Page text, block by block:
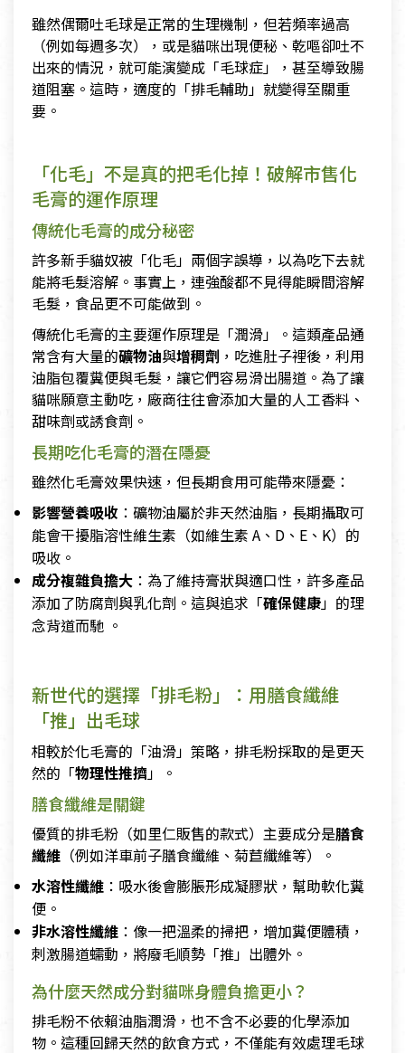
雖然偶爾吐毛球是正常的生理機制，但若頻率過高
（例如每週多次），或是貓咪出現便秘、乾嘔卻吐不
出來的情況，就可能演變成「毛球症」，甚至導致腸
道阻塞。這時，適度的「排毛輔助」就變得至關重
要。
「化毛」不是真的把毛化掉！破解市售化
毛膏的運作原理
傳統化毛膏的成分秘密
許多新手貓奴被「化毛」兩個字誤導，以為吃下去就
能將毛髮溶解。事實上，連強酸都不見得能瞬間溶解
毛髮，食品更不可能做到。
傳統化毛膏的主要運作原理是「潤滑」。這類產品通
常含有大量的礦物油與增稠劑 ，吃進肚子裡後，利用
油脂包覆糞便與毛髮，讓它們容易滑出腸道。為了讓
貓咪願意主動吃，廠商往往會添加大量的人工香料、
甜味劑或誘食劑。
長期吃化毛膏的潛在隱憂
雖然化毛膏效果快速，但長期食用可能帶來隱憂：
影響營養吸收 ：礦物油屬於非天然油脂，長期攝取可
能會干擾脂溶性維生素（如維生素 A、D、E、K）的
吸收。
成分複雜負擔大 ：為了維持膏狀與適口性，許多產品
添加了防腐劑與乳化劑。這與追求「確保健康」的理
念背道而馳 。
新世代的選擇「排毛粉」：用膳食纖維
「推」出毛球
相較於化毛膏的「油滑」策略，排毛粉採取的是更天
然的「物理性推擠」。
膳食纖維是關鍵
優質的排毛粉（如里仁販售的款式）主要成分是膳食
纖維 （例如洋車前子膳食纖維、菊苣纖維等）。
水溶性纖維 ：吸水後會膨脹形成凝膠狀，幫助軟化糞
便。
非水溶性纖維 ：像一把溫柔的掃把，增加糞便體積，
刺激腸道蠕動，將廢毛順勢「推」出體外。
為什麼天然成分對貓咪身體負擔更小？
排毛粉不依賴油脂潤滑，也不含不必要的化學添加
物。這種回歸天然的飲食方式，不僅能有效處理毛球